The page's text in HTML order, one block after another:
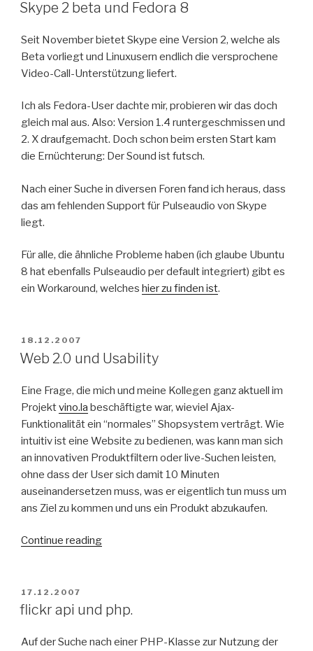
Skype 2 beta und Fedora 8
Seit November bietet Skype eine Version 2, welche als
Beta vorliegt und Linuxusern endlich die versprochene
Video-Call-Unterstützung liefert.
Ich als Fedora-User dachte mir, probieren wir das doch
gleich mal aus. Also: Version 1.4 runtergeschmissen und
2. X draufgemacht. Doch schon beim ersten Start kam
die Ernüchterung: Der Sound ist futsch.
Nach einer Suche in diversen Foren fand ich heraus, dass
das am fehlenden Support für Pulseaudio von Skype
liegt.
Für alle, die ähnliche Probleme haben (ich glaube Ubuntu
8 hat ebenfalls Pulseaudio per default integriert) gibt es
ein Workaround, welches hier zu finden ist.
POSTED
ON
18.12.2007
Web 2.0 und Usability
Eine Frage, die mich und meine Kollegen ganz aktuell im
Projektvino.la beschäftigte war, wieviel Ajax-
Funktionalität ein “normales” Shopsystem verträgt. Wie
intuitiv ist eine Website zu bedienen, was kann man sich
an innovativen Produktfiltern oder live-Suchen leisten,
ohne dass der User sich damit 10 Minuten
auseinandersetzen muss, was er eigentlich tun muss um
ans Ziel zu kommen und uns ein Produkt abzukaufen.
Continue reading“Web
POSTED
ON
17.12.2007
flickr api und php.
Auf der Suche nach einer PHP-Klasse zur Nutzung der